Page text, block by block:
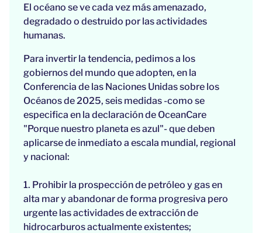
El océano se ve cada vez más amenazado,
degradado o destruido por las actividades
humanas.
Para invertir la tendencia, pedimos a los
gobiernos del mundo que adopten, en la
Conferencia de las Naciones Unidas sobre los
Océanos de 2025, seis medidas -como se
especifica en la declaración de OceanCare
"Porque nuestro planeta es azul"- que deben
aplicarse de inmediato a escala mundial, regional
y nacional:
1. Prohibir la prospección de petróleo y gas en
alta mar y abandonar de forma progresiva pero
urgente las actividades de extracción de
hidrocarburos actualmente existentes;